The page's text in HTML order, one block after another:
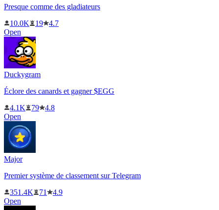
Presque comme des gladiateurs
10.0K
19
4.7
Open
Duckygram
Éclore des canards et gagner $EGG
4.1K
79
4.8
Open
Major
Premier système de classement sur Telegram
351.4K
71
4.9
Open